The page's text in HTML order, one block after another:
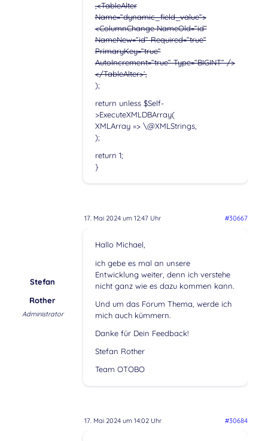
‚<TableAlter
Name=“dynamic_field_value“>
<ColumnChange NameOld=“id“
NameNew=“id“ Required=“true“
PrimaryKey=“true“
AutoIncrement=“true“ Type=“BIGINT“ />
</TableAlter>‘,
);
return unless $Self-
>ExecuteXMLDBArray(
XMLArray => \@XMLStrings,
);
return 1;
}
17. Mai 2024 um 12:47 Uhr #30667
Stefan
Rother
Administrator
Hallo Michael,
ich gebe es mal an unsere
Entwicklung weiter, denn ich verstehe
nicht ganz wie es dazu kommen kann.
Und um das Forum Thema, werde ich
mich auch kümmern.
Danke für Dein Feedback!
Stefan Rother
Team OTOBO
17. Mai 2024 um 14:02 Uhr #30684